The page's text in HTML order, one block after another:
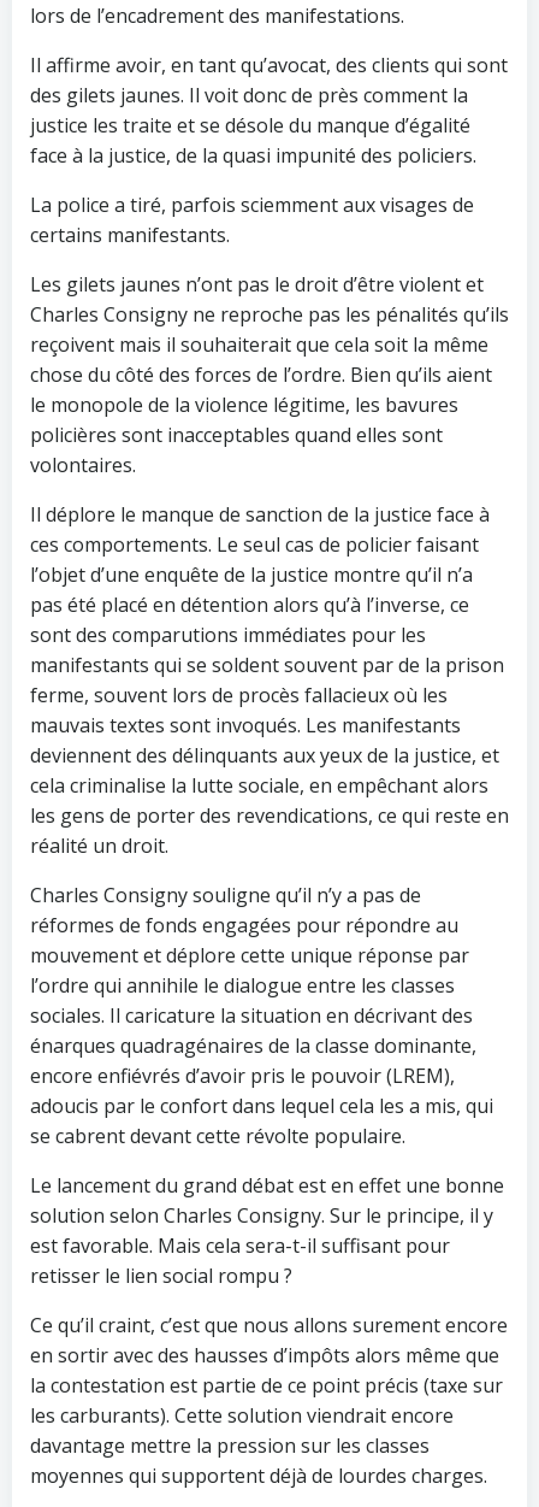
lors de l’encadrement des manifestations.
Il affirme avoir, en tant qu’avocat, des clients qui sont
des gilets jaunes. Il voit donc de près comment la
justice les traite et se désole du manque d’égalité
face à la justice, de la quasi impunité des policiers.
La police a tiré, parfois sciemment aux visages de
certains manifestants.
Les gilets jaunes n’ont pas le droit d’être violent et
Charles Consigny ne reproche pas les pénalités qu’ils
reçoivent mais il souhaiterait que cela soit la même
chose du côté des forces de l’ordre. Bien qu’ils aient
le monopole de la violence légitime, les bavures
policières sont inacceptables quand elles sont
volontaires.
Il déplore le manque de sanction de la justice face à
ces comportements. Le seul cas de policier faisant
l’objet d’une enquête de la justice montre qu’il n’a
pas été placé en détention alors qu’à l’inverse, ce
sont des comparutions immédiates pour les
manifestants qui se soldent souvent par de la prison
ferme, souvent lors de procès fallacieux où les
mauvais textes sont invoqués. Les manifestants
deviennent des délinquants aux yeux de la justice, et
cela criminalise la lutte sociale, en empêchant alors
les gens de porter des revendications, ce qui reste en
réalité un droit.
Charles Consigny souligne qu’il n’y a pas de
réformes de fonds engagées pour répondre au
mouvement et déplore cette unique réponse par
l’ordre qui annihile le dialogue entre les classes
sociales. Il caricature la situation en décrivant des
énarques quadragénaires de la classe dominante,
encore enfiévrés d’avoir pris le pouvoir (LREM),
adoucis par le confort dans lequel cela les a mis, qui
se cabrent devant cette révolte populaire.
Le lancement du grand débat est en effet une bonne
solution selon Charles Consigny. Sur le principe, il y
est favorable. Mais cela sera-t-il suffisant pour
retisser le lien social rompu ?
Ce qu’il craint, c’est que nous allons surement encore
en sortir avec des hausses d’impôts alors même que
la contestation est partie de ce point précis (taxe sur
les carburants). Cette solution viendrait encore
davantage mettre la pression sur les classes
moyennes qui supportent déjà de lourdes charges.